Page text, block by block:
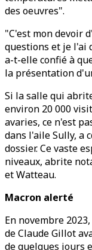
des oeuvres".
"C'est mon devoir
questions et je l'ai
a-t-elle confié à
la présentation
Si la salle qui
environ 20 000
avaries, ce n'est
dans l'aile Sully, a
dossier. Ce vaste
niveaux, abrite
et Watteau.
Macron alerté
En novembre
de Claude Gillot
de quelques jours